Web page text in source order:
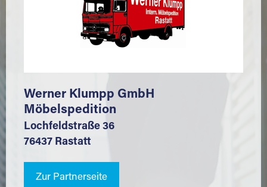
Werner Klumpp GmbH
Möbelspedition
Lochfeldstraße 36
76437 Rastatt
Zur Partnerseite